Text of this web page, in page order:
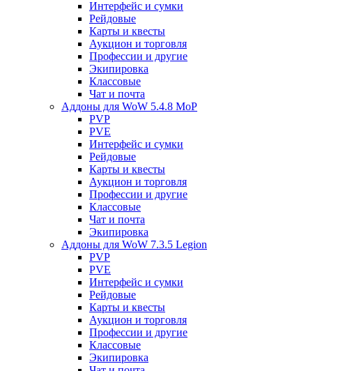
Интерфейс и сумки
Рейдовые
Карты и квесты
Аукцион и торговля
Профессии и другие
Экипировка
Классовые
Чат и почта
Аддоны для WoW 5.4.8 MoP
PVP
PVE
Интерфейс и сумки
Рейдовые
Карты и квесты
Аукцион и торговля
Профессии и другие
Классовые
Чат и почта
Экипировка
Аддоны для WoW 7.3.5 Legion
PVP
PVE
Интерфейс и сумки
Рейдовые
Карты и квесты
Аукцион и торговля
Профессии и другие
Классовые
Экипировка